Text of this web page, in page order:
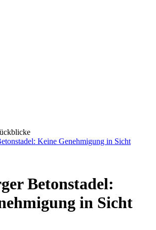
Keine Genehmigung in Sicht
Betonstadel:
in Sicht